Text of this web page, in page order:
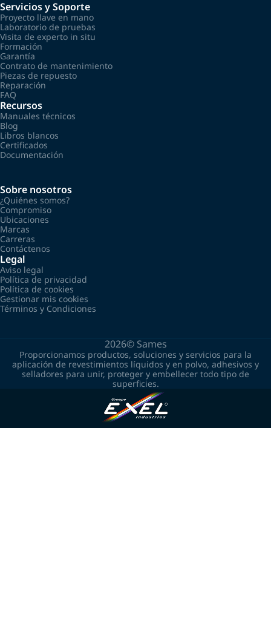
Servicios y Soporte
Proyecto llave en mano
Laboratorio de pruebas
Visita de experto in situ
Formación
Garantía
Contrato de mantenimiento
Piezas de repuesto
Reparación
FAQ
Recursos
Manuales técnicos
Blog
Libros blancos
Certificados
Documentación
Sobre nosotros
¿Quiénes somos?
Compromiso
Ubicaciones
Marcas
Carreras
Contáctenos
Legal
Aviso legal
Política de privacidad
Política de cookies
Gestionar mis cookies
Términos y Condiciones
2026© Sames
Proporcionamos productos, soluciones y servicios para la
aplicación de revestimientos líquidos y en polvo, adhesivos y
selladores para unir, proteger y embellecer todo tipo de
superficies.